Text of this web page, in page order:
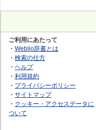
ご利用にあたって
・ Weblio辞書とは
・ 検索の仕方
・ ヘルプ
・ 利用規約
・ プライバシーポリシー
・ サイトマップ
・ クッキー・アクセスデータに
ついて